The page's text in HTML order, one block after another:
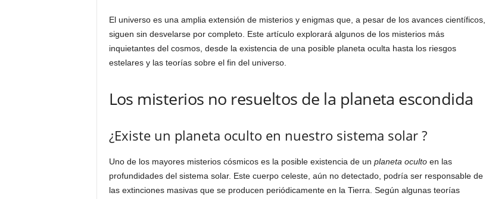
El universo es una amplia extensión de misterios y enigmas que, a pesar de los avances científicos,
siguen sin desvelarse por completo. Este artículo explorará algunos de los misterios más
inquietantes del cosmos, desde la existencia de una posible planeta oculta hasta los riesgos
estelares y las teorías sobre el fin del universo.
Los misterios no resueltos de la planeta escondida
¿Existe un planeta oculto en nuestro sistema solar ?
Uno de los mayores misterios cósmicos es la posible existencia de un planeta ocultoen las
profundidades del sistema solar. Este cuerpo celeste, aún no detectado, podría ser responsable de
las extinciones masivas que se producen periódicamente en la Tierra. Según algunas teorías